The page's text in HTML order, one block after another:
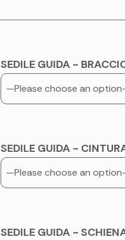
SEDILE GUIDA -
SEDILE GUIDA -
SEDILE GUIDA -